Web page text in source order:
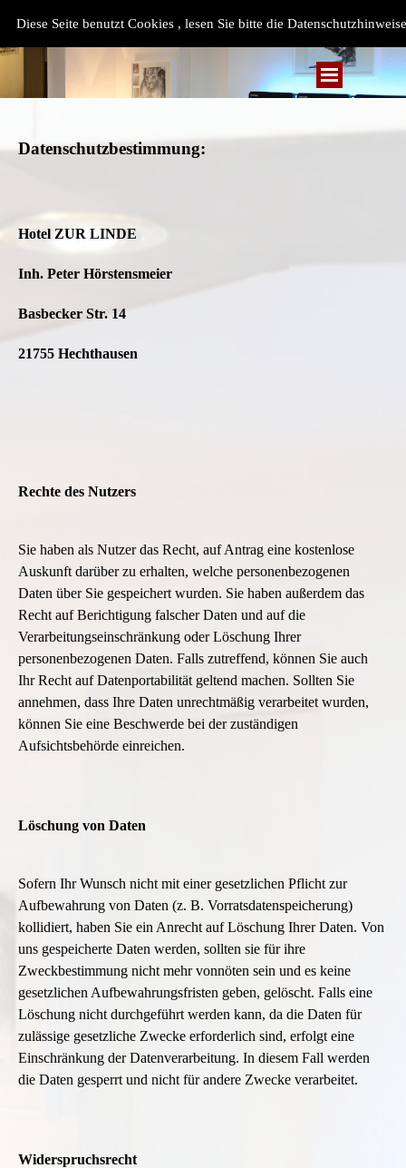
Diese Seite benutzt Cookies , lesen Sie bitte die
Datenschutzbestimmung:
Hotel ZUR LINDE
Inh. Peter Hörstensmeier
Basbecker Str. 14
21755 Hechthausen
Rechte des Nutzers
Sie haben als Nutzer das Recht, auf Antrag eine kostenlose
Auskunft darüber zu erhalten, welche personenbezogenen
Daten über Sie gespeichert wurden. Sie haben außerdem das
Recht auf Berichtigung falscher Daten und auf die
Verarbeitungseinschränkung oder Löschung Ihrer
personenbezogenen Daten. Falls zutreffend, können Sie auch
Ihr Recht auf Datenportabilität geltend machen. Sollten Sie
annehmen, dass Ihre Daten unrechtmäßig verarbeitet wurden,
können Sie eine Beschwerde bei der zuständigen
Aufsichtsbehörde einreichen.
Löschung von Daten
Sofern Ihr Wunsch nicht mit einer gesetzlichen Pflicht zur
Aufbewahrung von Daten (z. B. Vorratsdatenspeicherung)
kollidiert, haben Sie ein Anrecht auf Löschung Ihrer Daten. Von
uns gespeicherte Daten werden, sollten sie für ihre
Zweckbestimmung nicht mehr vonnöten sein und es keine
gesetzlichen Aufbewahrungsfristen geben, gelöscht. Falls eine
Löschung nicht durchgeführt werden kann, da die Daten für
zulässige gesetzliche Zwecke erforderlich sind, erfolgt eine
Einschränkung der Datenverarbeitung. In diesem Fall werden
die Daten gesperrt und nicht für andere Zwecke verarbeitet.
Widerspruchsrecht